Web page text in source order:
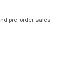
pre-order sales